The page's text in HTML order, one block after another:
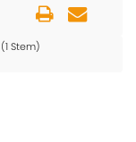
(1 Stem)